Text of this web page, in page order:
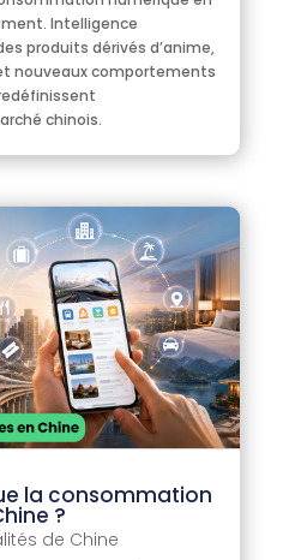
Intelligence
produits dérivés d’anime,
nouveaux comportements
chinois.
la consommation
?
de Chine